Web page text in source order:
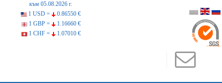
към 05.08.2026 г.
1 USD =
0.86550 €
1 GBP =
1.16660 €
1 CHF =
1.07010 €